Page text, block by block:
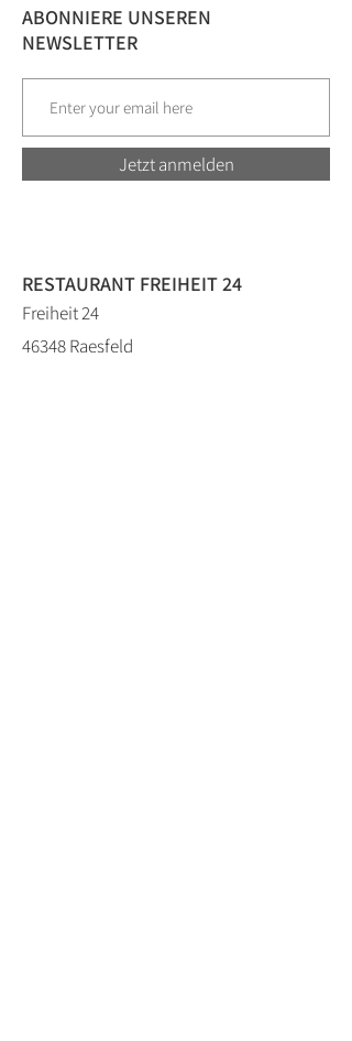
ABONNIERE UNSEREN
NEWSLETTER
Jetzt anmelden
RESTAURANT FREIHEIT 24
Freiheit 24
46348 Raesfeld